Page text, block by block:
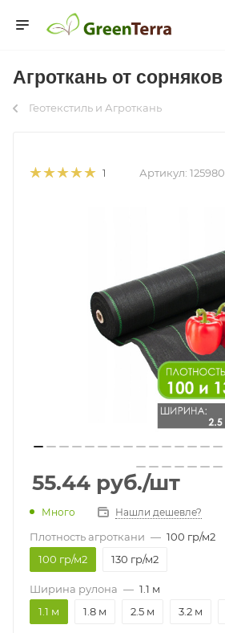
Агроткань от сорняков
Геотекстиль и Агроткань
1 Артикул: 125980
55.44 руб./шт
Много Нашли дешевле?
Плотность агроткани — 100 гр/м2
100 гр/м2
130 гр/м2
Ширина рулона — 1.1 м
1.1 м
1.8 м 2.5 м 3.2 м